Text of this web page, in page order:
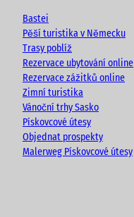
e
o
k
a
m
Bastei
Pěší turistika v Německu
Trasy poblíž
Rezervace ubytování online
Rezervace zážitků online
Zimní turistika
Vánoční trhy Sasko
Pískovcové útesy
Objednat prospekty
Malerweg Pískovcové útesy